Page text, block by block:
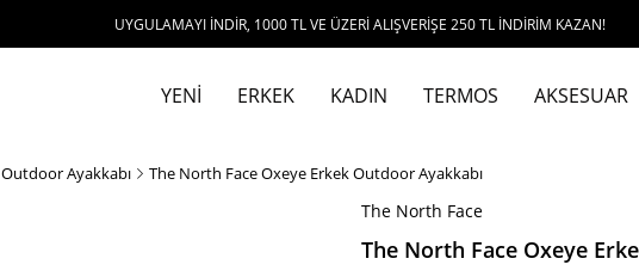
UYGULAMAYI İNDİR, 1000 TL VE ÜZERİ ALIŞVERİŞE 250 TL İNDİRİM KAZAN!
YENİ ERKEK KADIN TERMOS AKSESUAR
Outdoor Ayakkabı The North Face Oxeye Erkek Outdoor Ayakkabı
The North Face
The North Face Oxeye